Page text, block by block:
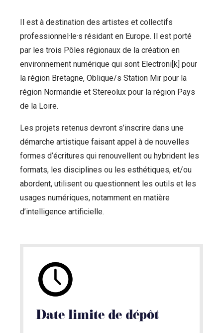
Il est à destination des artistes et collectifs
professionnel·le·s résidant en Europe. Il est porté
par les trois Pôles régionaux de la création en
environnement numérique qui sont Electroni[k] pour
la région Bretagne, Oblique/s Station Mir pour la
région Normandie et Stereolux pour la région Pays
de la Loire.
Les projets retenus devront s’inscrire dans une
démarche artistique faisant appel à de nouvelles
formes d’écritures qui renouvellent ou hybrident les
formats, les disciplines ou les esthétiques, et/ou
abordent, utilisent ou questionnent les outils et les
usages numériques, notamment en matière
d’intelligence artificielle.
Date limite de dépôt